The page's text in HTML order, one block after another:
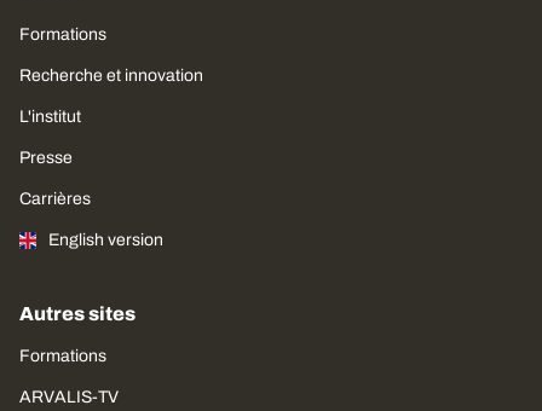
Formations
Recherche et innovation
L'institut
Presse
Carrières
English version
Autres sites
Formations
ARVALIS-TV